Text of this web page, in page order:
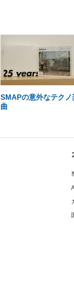
SMAPの意外なテクノ
曲